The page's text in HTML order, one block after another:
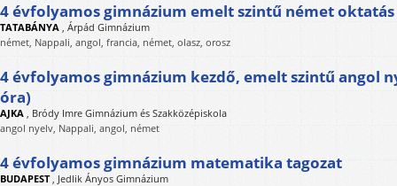
4 évfolyamos gimnázium emelt szintű német oktatás
TATABÁNYA , Árpád Gimnázium
német, Nappali, angol, francia, német, olasz, orosz
4 évfolyamos gimnázium kezdő, emelt szintű angol
óra)
AJKA , Bródy Imre Gimnázium és Szakközépiskola
angol nyelv, Nappali, angol, német
4 évfolyamos gimnázium matematika tagozat
BUDAPEST, Jedlik Ányos Gimnázium